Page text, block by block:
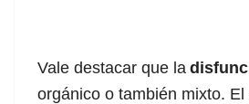
Vale destacar que la
orgánico o también mixto.